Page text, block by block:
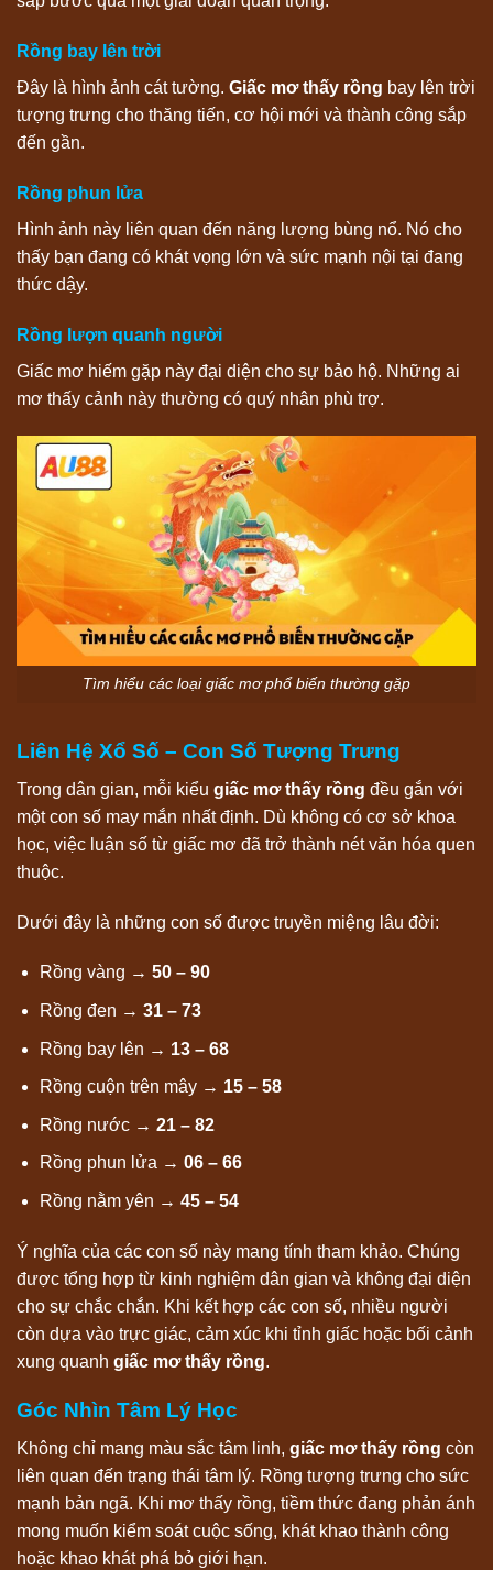
Rồng bay lên trời
Đây là hình ảnh cát tường. Giấc mơ thấy rồng bay lên trời
tượng trưng cho thăng tiến, cơ hội mới và thành công sắp
đến gần.
Rồng phun lửa
Hình ảnh này liên quan đến năng lượng bùng nổ. Nó cho
thấy bạn đang có khát vọng lớn và sức mạnh nội tại đang
thức dậy.
Rồng lượn quanh người
Giấc mơ hiếm gặp này đại diện cho sự bảo hộ. Những ai
mơ thấy cảnh này thường có quý nhân phù trợ.
Tìm hiểu các loại giấc mơ phổ biến thường gặp
Liên Hệ Xổ Số – Con Số Tượng Trưng
Trong dân gian, mỗi kiểu giấc mơ thấy rồng đều gắn với
một con số may mắn nhất định. Dù không có cơ sở khoa
học, việc luận số từ giấc mơ đã trở thành nét văn hóa quen
thuộc.
Dưới đây là những con số được truyền miệng lâu đời:
Rồng vàng → 50 – 90
Rồng đen → 31 – 73
Rồng bay lên → 13 – 68
Rồng cuộn trên mây → 15 – 58
Rồng nước → 21 – 82
Rồng phun lửa → 06 – 66
Rồng nằm yên → 45 – 54
Ý nghĩa của các con số này mang tính tham khảo. Chúng
được tổng hợp từ kinh nghiệm dân gian và không đại diện
cho sự chắc chắn. Khi kết hợp các con số, nhiều người
còn dựa vào trực giác, cảm xúc khi tỉnh giấc hoặc bối cảnh
xung quanh giấc mơ thấy rồng.
Góc Nhìn Tâm Lý Học
Không chỉ mang màu sắc tâm linh, giấc mơ thấy rồng còn
liên quan đến trạng thái tâm lý. Rồng tượng trưng cho sức
mạnh bản ngã. Khi mơ thấy rồng, tiềm thức đang phản ánh
mong muốn kiểm soát cuộc sống, khát khao thành công
hoặc khao khát phá bỏ giới hạn.